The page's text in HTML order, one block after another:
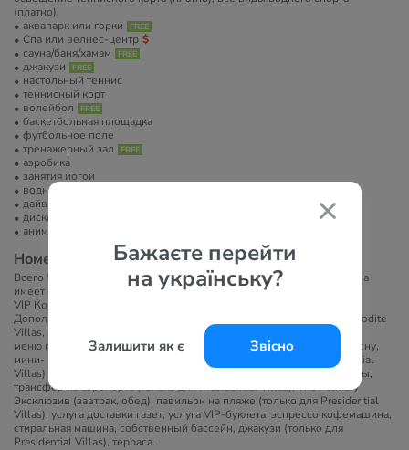
Бажаєте перейти
на українську?
Залишити як є Звісно
(платно).
аквапарк или горки
Спа или велнес-центр
сауна/баня/хамам
джакузи
настольный теннис
теннисный корт
волейбол
баскетбольная площадка
футбольное поле
тренажерный зал
аэробика
занятия йогой
водные развлечения
дайвинг
диско-клуб
анимация
Номера
Всего 53 виллы. Покрытие пола — мраморная плитка. Каждая вилла
имеет свой собственный бассейн.
VIP Концепция: >>
Дополнительный перечень услуг для гостей, проживающих в Aphrodite
Villas, Apollon Villas, Poseidon Villas, Presidential Villas:
меню подушек, угощения для детей, услуга подготовки номера ко сну,
мини- и миди-бар, кухня (в Apollon Villas, Poseidon Villas, Presidential
Villas) или мини-кухня (в Aphrodite Villas), услуги дворецкого, цветы,
трансфер из аэропорта (только для Presidential Villas), The Palmery
Эксклюзив (завтрак, обед), павильон на пляже (только для Presidential
Villas), услуга доставки газет, услуга VIP-буклета, эспрессо кофемашина,
стиральная машина, собственный бассейн, джакузи (только для
Presidential Villas), терраса.